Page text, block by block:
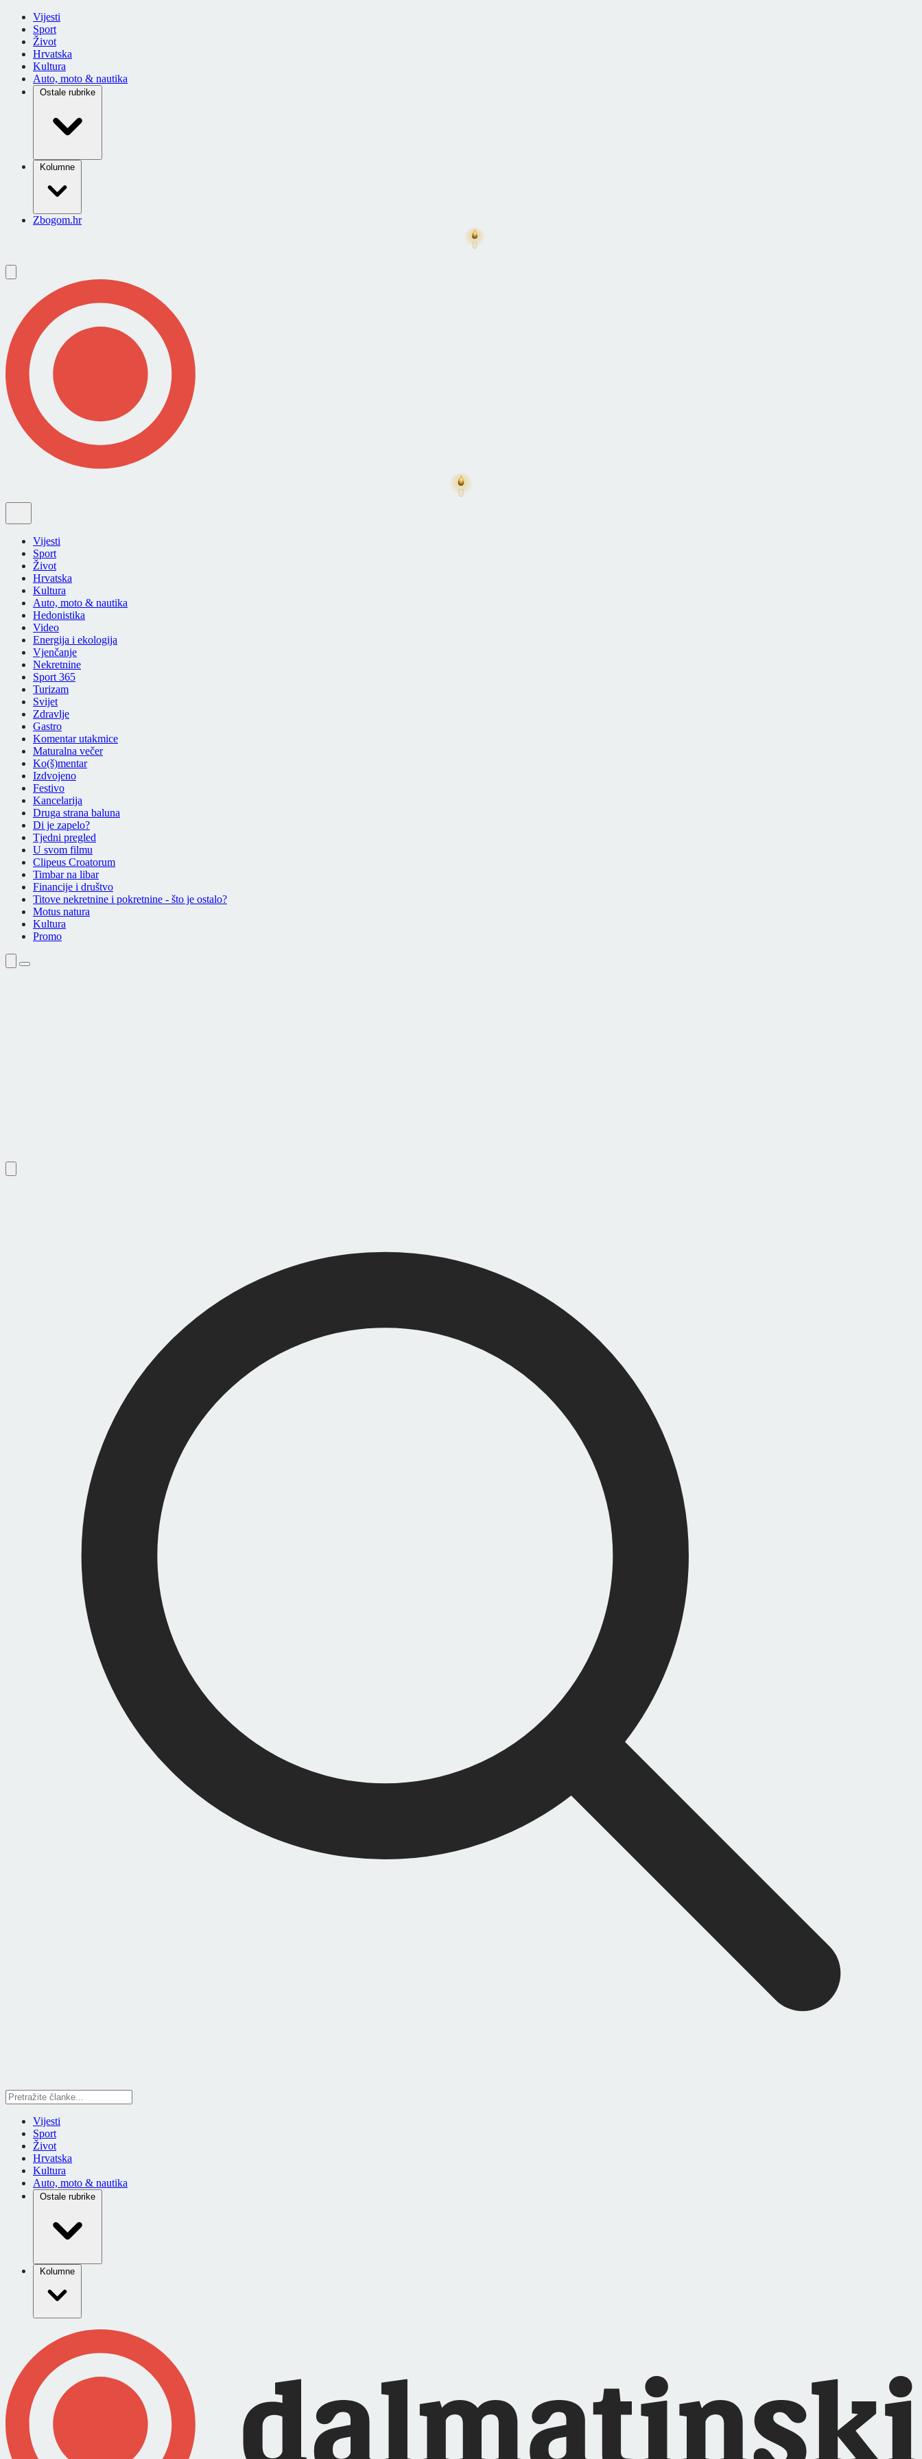
Vijesti
Sport
Život
Hrvatska
Kultura
Auto, moto & nautika
Ostale rubrike
Kolumne
Zbogom.hr
Vijesti
Sport
Život
Hrvatska
Kultura
Auto, moto & nautika
Hedonistika
Video
Energija i ekologija
Vjenčanje
Nekretnine
Sport 365
Turizam
Svijet
Zdravlje
Gastro
Komentar utakmice
Maturalna večer
Ko(š)mentar
Izdvojeno
Festivo
Kancelarija
Druga strana baluna
Di je zapelo?
Tjedni pregled
U svom filmu
Clipeus Croatorum
Timbar na libar
Financije i društvo
Titove nekretnine i pokretnine - što je ostalo?
Motus natura
Kultura
Promo
Vijesti
Sport
Život
Hrvatska
Kultura
Auto, moto & nautika
Ostale rubrike
Kolumne